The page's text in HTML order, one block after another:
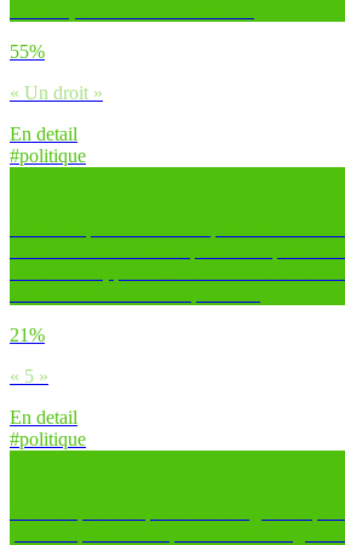
55%
« Un droit »
En detail
#politique
21%
« 5 »
En detail
#politique